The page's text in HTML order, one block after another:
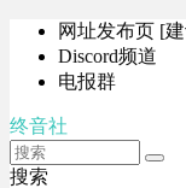
网址发布页 [
Discord频道
电报群
终音社
搜索